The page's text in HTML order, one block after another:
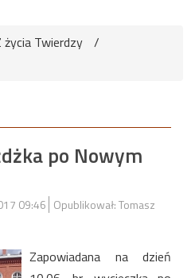
życia Twierdzy /
po Nowym
09:46 Opublikował: Tomasz
Zapowiadana na dzień